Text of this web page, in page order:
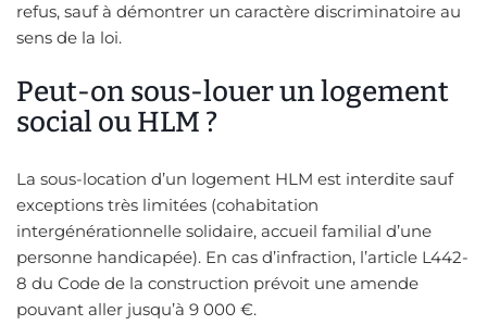
refus, sauf à démontrer un caractère discriminatoire au
sens de la loi.
Peut-on sous-louer un logement
social ou HLM ?
La sous-location d’un logement HLM est interdite sauf
exceptions très limitées (cohabitation
intergénérationnelle solidaire, accueil familial d’une
personne handicapée). En cas d’infraction, l’article L442-
8 du Code de la construction prévoit une amende
pouvant aller jusqu’à 9 000 €.